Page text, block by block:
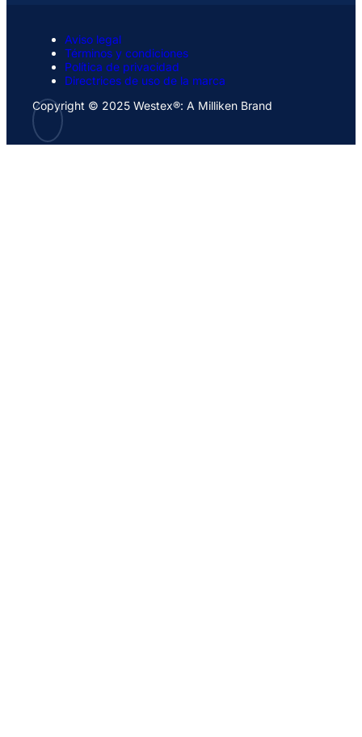
Aviso legal
Términos y condiciones
Política de privacidad
Directrices de uso de la marca
Copyright © 2025 Westex®: A Milliken Brand